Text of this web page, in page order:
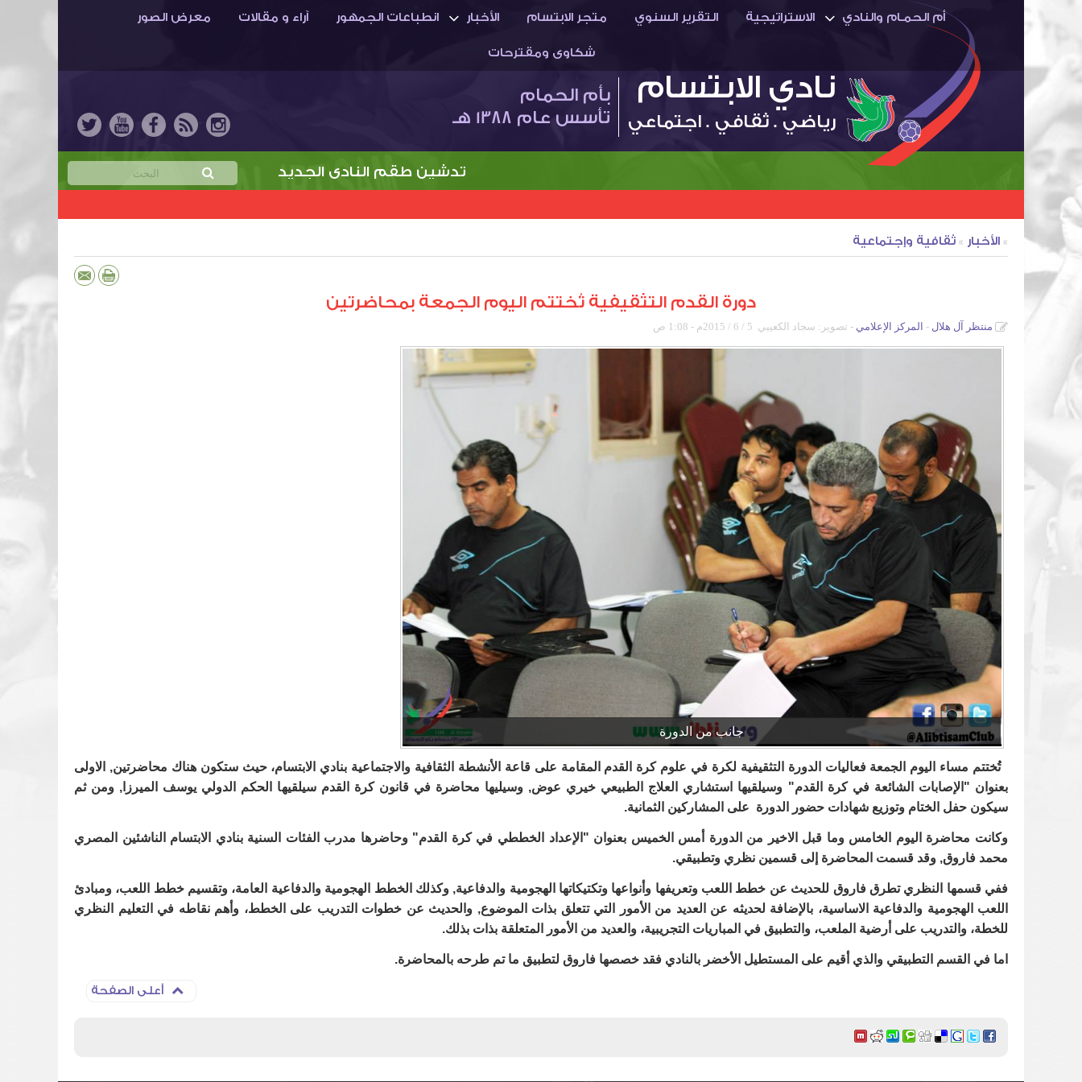
أم الحمـام والنادي الاستراتيجية التقرير السنوي متجر الابتسام الأخبار انطباعات الجمهور آراء و مقالات معرض الصور
شكاوى ومقترحات
نادي الابتسام
رياضي . ثقافي . اجتماعي
بأم الحمام
تأسس عام 1388 هـ
تدشين طقم النادي الجديد خمن نتيجة مباراة الابتسام والهدّاية
» الأخبار » ثقافية وإجتماعية
دورة القدم التثقيفية تُختتم اليوم الجمعة بمحاضرتين
منتظر آل هلال المركز الإعلامي - تصوير: سجاد الكعيبي 5 / 6 / 2015م - 1:08 ص
جانب من الدورة
تُختتم مساء اليوم الجمعة فعاليات الدورة التثقيفية لكرة في علوم كرة القدم المقامة على قاعة الأنشطة الثقافية والاجتماعية بنادي الابتسام، حيث ستكون هناك محاضرتين, الاولى
بعنوان "الإصابات الشائعة في كرة القدم" وسيلقيها استشاري العلاج الطبيعي خيري عوض, وسيليها محاضرة في قانون كرة القدم سيلقيها الحكم الدولي يوسف الميرزا, ومن ثم
سيكون حفل الختام وتوزيع شهادات حضور الدورة على المشاركين الثمانية.
وكانت محاضرة اليوم الخامس وما قبل الاخير من الدورة أمس الخميس بعنوان "الإعداد الخططي في كرة القدم" وحاضرها مدرب الفئات السنية بنادي الابتسام الناشئين المصري
محمد فاروق, وقد قسمت المحاضرة إلى قسمين نظري وتطبيقي.
ففي قسمها النظري تطرق فاروق للحديث عن خطط اللعب وتعريفها وأنواعها وتكتيكاتها الهجومية والدفاعية, وكذلك الخطط الهجومية والدفاعية العامة، وتقسيم خطط اللعب، ومبادئ
اللعب الهجومية والدفاعية الاساسية، بالإضافة لحديثه عن العديد من الأمور التي تتعلق بذات الموضوع, والحديث عن خطوات التدريب على الخطط، وأهم نقاطه في التعليم النظري
للخطة، والتدريب على أرضية الملعب، والتطبيق في المباريات التجريبية، والعديد من الأمور المتعلقة بذات بذلك.
اما في القسم التطبيقي والذي أقيم على المستطيل الأخضر بالنادي فقد خصصها فاروق لتطبيق ما تم طرحه بالمحاضرة.
أعلى الصفحة